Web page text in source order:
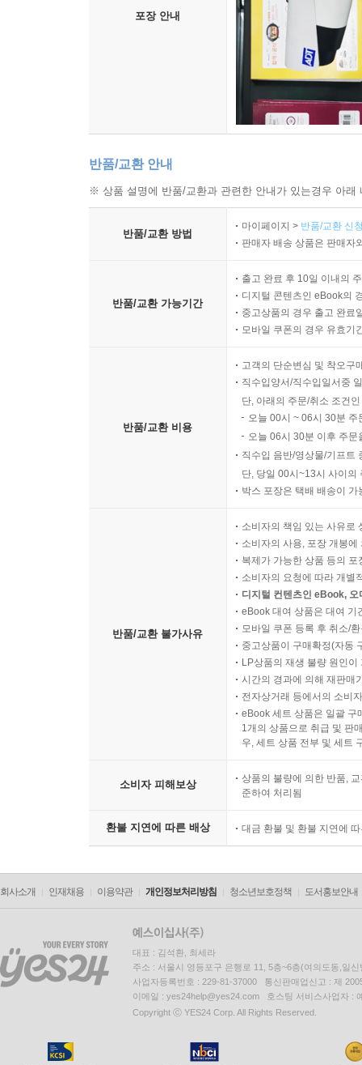
포장 안내
반품/교환 안내
※ 상품 설명에 반품/교환과 관련한 안내가 있는경우 아
반품/교환 방법
마이페이지 > 반품/교환 신
판매자 배송 상품은 판매자
반품/교환 가능기간
출고 완료 후 10일 이내의
디지털 콘텐츠인 eBook의
중고상품의 경우 출고 완료
모바일 쿠폰의 경우 유효기
반품/교환 비용
고객의 단순변심 및 착오구
직수입양서/직수입일서중
단, 아래의 주문/취소 조건
오늘 00시 ~ 06시 30분
오늘 06시 30분 이후 주
직수입 음반/영상물/기프트
단, 당일 00시~13시 사이의
박스 포장은 택배 배송이
반품/교환 불가사유
소비자의 책임 있는 사유로
소비자의 사용, 포장 개봉
복제가 가능한 상품 등의
소비자의 요청에 따라 개별
디지털 컨텐츠인 eBook,
eBook 대여 상품은 대여 기
모바일 쿠폰 등록 후 취소/
중고상품이 구매확정(자동
LP상품의 재생 불량 원인
시간의 경과에 의해 재판매
전자상거래 등에서의 소비
eBook 세트 상품은 일괄 구
1개의 상품으로 취급 및 판
우, 세트 상품 전부 및 세트
소비자 피해보상
상품의 불량에 의한 반품,
준하여 처리됨
환불 지연에 따른 배상 대금 환불 및 환불 지연에
회사소개 인재채용 이용약관 개인정보처리방침 청소년보호정책 도서홍보안내
대표 : 김석환, 최세라
주소 : 서울시 영등포구 은행로 11, 5층~6층(여의도동,일신
사업자등록번호 : 229-81-37000 통신판매업신고 : 제
이메일 : yes24help@yes24.com 호스팅 서비스사업자 :
Copyright ⓒ YES24 Corp. All Rights Reserved.